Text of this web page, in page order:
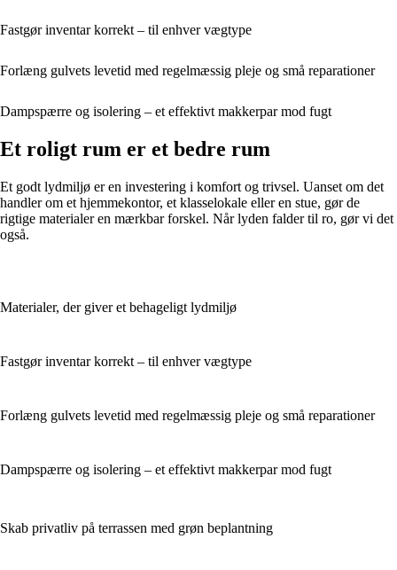
Fastgør inventar korrekt – til enhver vægtype
Forlæng gulvets levetid med regelmæssig pleje og små reparationer
Dampspærre og isolering – et effektivt makkerpar mod fugt
Et roligt rum er et bedre rum
Et godt lydmiljø er en investering i komfort og trivsel. Uanset om det
handler om et hjemmekontor, et klasselokale eller en stue, gør de
rigtige materialer en mærkbar forskel. Når lyden falder til ro, gør vi det
også.
Materialer, der giver et behageligt lydmiljø
Fastgør inventar korrekt – til enhver vægtype
Forlæng gulvets levetid med regelmæssig pleje og små reparationer
Dampspærre og isolering – et effektivt makkerpar mod fugt
Skab privatliv på terrassen med grøn beplantning